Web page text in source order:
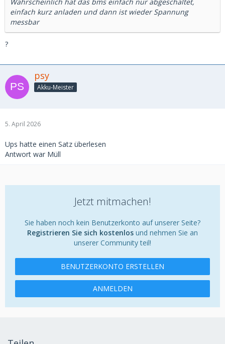
einfach kurz anladen und dann ist wieder Spannung
messbar
?
psy
Akku-Meister
5. April 2026
Ups hatte einen Satz überlesen
Antwort war Müll
Jetzt mitmachen!
Sie haben noch kein Benutzerkonto auf unserer Seite?
Registrieren Sie sich kostenlos und nehmen Sie an
unserer Community teil!
BENUTZERKONTO ERSTELLEN
ANMELDEN